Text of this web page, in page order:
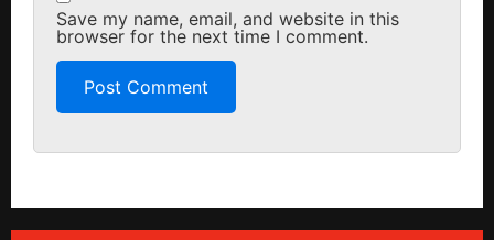
Save my name, email, and website in this
browser for the next time I comment.